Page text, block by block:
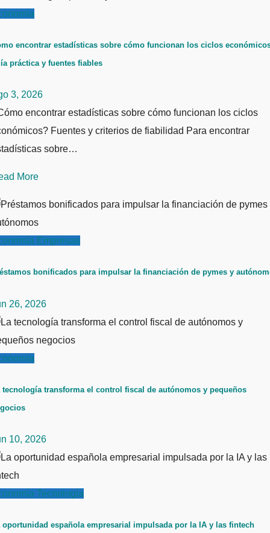
encontrar estadísticas sobre cómo funcionan los ciclos
práctica y fuentes fiables
3, 2026
encontrar estadísticas sobre cómo funcionan los ciclos
Fuentes y criterios de fiabilidad Para encontrar
sobre…
More
Empresas
bonificados para impulsar la financiación de pymes y
26, 2026
tecnología transforma el control fiscal de autónomos y pequeños
10, 2026
Tecnología
oportunidad española empresarial impulsada por la IA y las fintech